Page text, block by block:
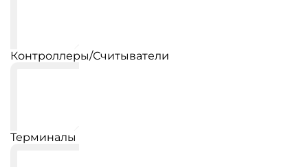
Контроллеры/Считыватели
Терминалы